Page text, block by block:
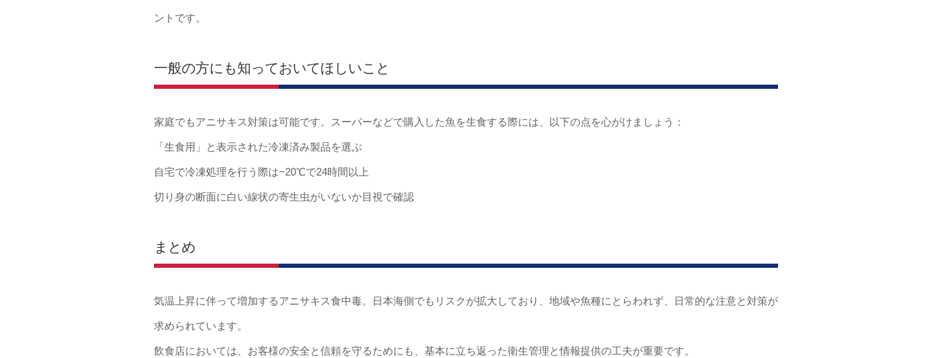
ントです。
一般の方にも知っておいてほしいこと
家庭でもアニサキス対策は可能です。スーパーなどで購入した魚を生食する際には、以下の点を心がけましょう：
「生食用」と表示された冷凍済み製品を選ぶ
自宅で冷凍処理を行う際は−20℃で24時間以上
切り身の断面に白い線状の寄生虫がいないか目視で確認
まとめ
気温上昇に伴って増加するアニサキス食中毒。日本海側でもリスクが拡大しており、地域や魚種にとらわれず、日常的な注意と対策が
求められています。
飲食店においては、お客様の安全と信頼を守るためにも、基本に立ち返った衛生管理と情報提供の工夫が重要です。